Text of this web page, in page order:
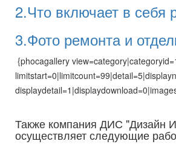
2.Что включает в себя
3.Фото ремонта и
{phocagallery
Также компания ДИС "Дизайн
осуществляет следующие